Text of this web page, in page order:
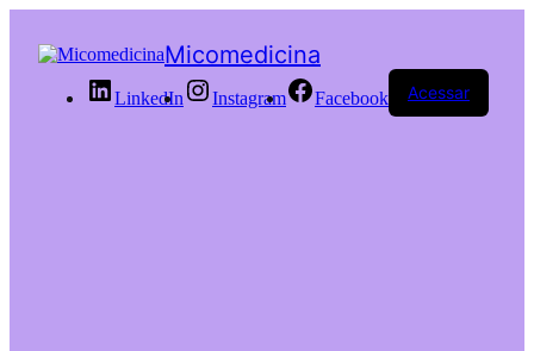
Micomedicina
LinkedIn Instagram Facebook Acessar